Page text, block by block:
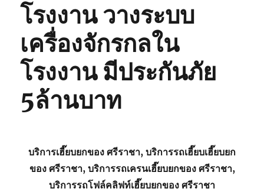
โรงงาน วางระบบ
เครื่องจักรกลใน
โรงงาน มีประกันภัย
5ล้านบาท
บริการเฮี๊ยบยกของ ศรีราชา, บริการรถเฮี๊ยบเฮี๊ยบยก
ของ ศรีราชา, บริการรถเครนเฮี๊ยบยกของ ศรีราชา,
บริการรถโฟล์คลิฟท์เฮี๊ยบยกของ ศรีราชา